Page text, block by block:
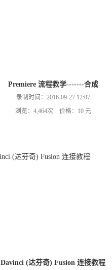
Premiere 流程教学-------合成
录制时间：2016-09-27 12:07
浏览：4,464次 价格：10 元
Davinci (达芬奇) Fusion 连接教程